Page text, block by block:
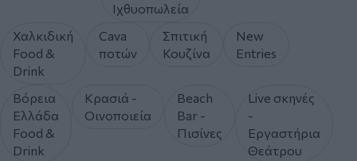
Ιχθυοπωλεία
Χαλκιδική
Food &
Drink
Cava
ποτών
Σπιτική
Κουζίνα
New
Entries
Βόρεια
Ελλάδα
Food &
Drink
Κρασιά -
Οινοποιεία
Beach
Bar -
Πισίνες
Live σκηνές
-
Εργαστήρια
Θεάτρου